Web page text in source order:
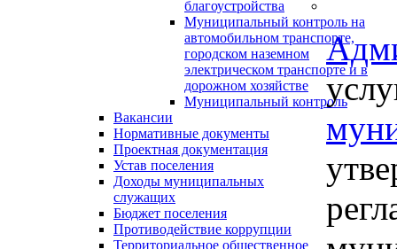
благоустройства
Муниципальный контроль на
автомобильном транспорте,
городском наземном
электрическом транспорте и в
дорожном хозяйстве
Муниципальный контроль
Вакансии
Нормативные документы
Проектная документация
Устав поселения
Доходы муниципальных
служащих
Бюджет поселения
Противодействие коррупции
Территориальное общественное